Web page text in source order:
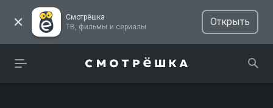
Смотрёшка
ТВ, фильмы и сериалы
Открыть